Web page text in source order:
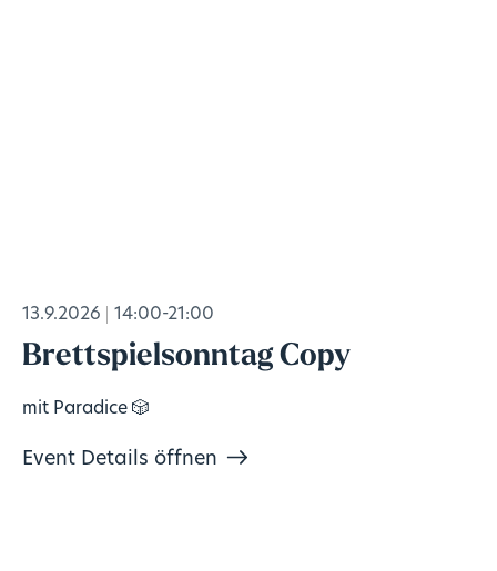
13.9.2026 14:00-21:00
Brettspielsonntag Copy
mit Paradice 🎲
Event Details öffnen